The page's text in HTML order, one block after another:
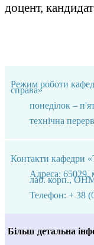
доцент,
Режим роботи
справа»
понеділок –
технічна
Контакти кафедри
Адреса: 65029,
лаб. корп.,
Телефон: + 38
Більш детальна